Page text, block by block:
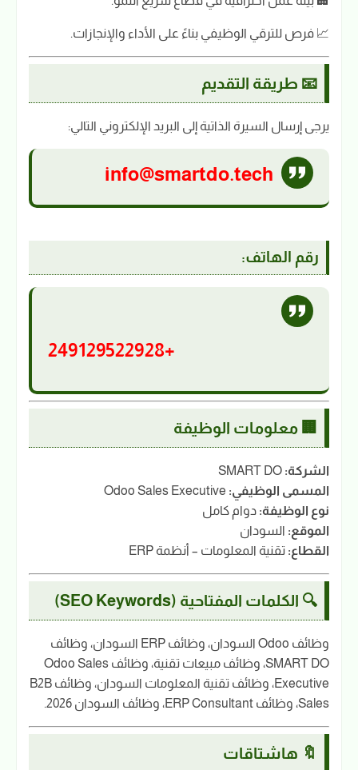
📈 فرص للترقي الوظيفي بناءً على الأداء والإنجازات.
📧 طريقة التقديم
يرجى إرسال السيرة الذاتية إلى البريد الإلكتروني التالي:
info@smartdo.tech
رقم الهاتف:
+249129522928
🏢 معلومات الوظيفة
الشركة:
المسمى الوظيفي:
نوع الوظيفة: دوام كامل
الموقع: السودان
القطاع: تقنية المعلومات – أنظمة ERP
🔍 الكلمات المفتاحية (SEO Keywords)
وظائف Odoo السودان، وظائف ERP السودان، وظائف
SMART DO، وظائف مبيعات تقنية، وظائف Odoo Sales
Executive، وظائف تقنية المعلومات السودان، وظائف B2B
Sales، وظائف ERP Consultant، وظائف السودان 2026.
🔖 هاشتاقات